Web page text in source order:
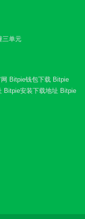
三单元
Bitpie钱包下载 Bitpie
Bitpie安装下载地址 Bitpie